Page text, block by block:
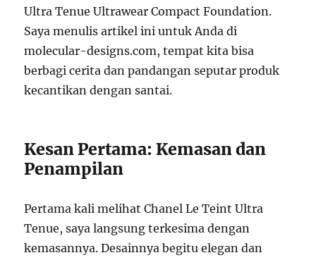
Ultra Tenue Ultrawear Compact Foundation.
Saya menulis artikel ini untuk Anda di
molecular-designs.com, tempat kita bisa
berbagi cerita dan pandangan seputar produk
kecantikan dengan santai.
Kesan Pertama: Kemasan dan
Penampilan
Pertama kali melihat Chanel Le Teint Ultra
Tenue, saya langsung terkesima dengan
kemasannya. Desainnya begitu elegan dan